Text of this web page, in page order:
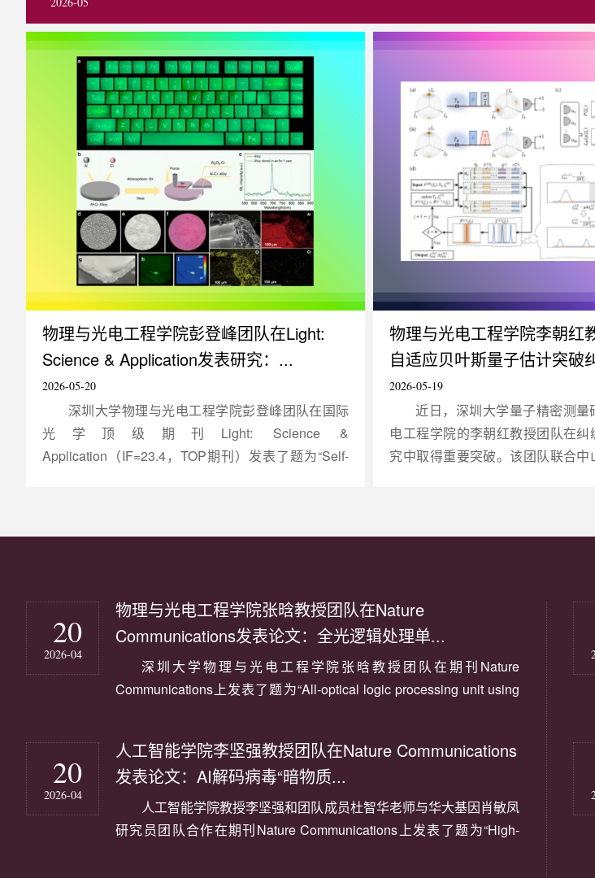
物理与光电工程学院彭登峰团队在Light:
Science & Application发表研究：...
2026-05-20
深圳大学物理与光电工程学院彭登峰团队在国际
光学顶级期刊Light: Science &
Application（IF=23.4，TOP期刊）发表了题为“Self-
物理与光电工程学院李朝红
自适应贝叶斯量子估计突破
2026-05-19
近日，深圳大学量子精密测
电工程学院的李朝红教授团队在
究中取得重要突破。该团队联合
20
2026-04
物理与光电工程学院张晗教授团队在Nature
Communications发表论文：全光逻辑处理单...
深圳大学物理与光电工程学院张晗教授团队在期刊Nature
Communications上发表了题为“All-optical logic processing unit using
学为论文第一完成单位。随着人工智能、大数据等技术的...
20
2026-04
人工智能学院李坚强教授团队在Nature Communications
发表论文：AI解码病毒“暗物质...
人工智能学院教授李坚强和团队成员杜智华老师与华大基因肖敏凤
研究员团队合作在期刊Nature Communications上发表了题为“High-